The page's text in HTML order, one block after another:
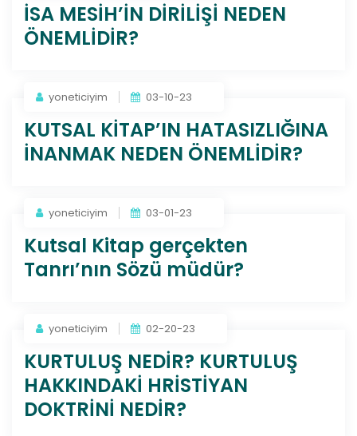
İSA MESİH’İN DİRİLİŞİ NEDEN
ÖNEMLİDİR?
yoneticiyim 03-10-23
KUTSAL KİTAP’IN HATASIZLIĞINA
İNANMAK NEDEN ÖNEMLİDİR?
yoneticiyim 03-01-23
Kutsal Kitap gerçekten
Tanrı’nın Sözü müdür?
yoneticiyim 02-20-23
KURTULUŞ NEDİR? KURTULUŞ
HAKKINDAKİ HRİSTİYAN
DOKTRİNİ NEDİR?